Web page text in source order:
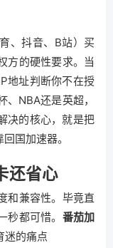
、抖音、B站）买
方的硬性要求。当
地址判断你不在授
NBA还是英超，
决的核心，就是把
国加速器。
还省心
和兼容性。毕竟直
都可惜。 番茄加
迷的痛点